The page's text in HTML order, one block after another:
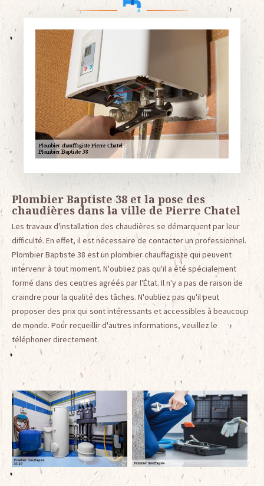
Plombier Baptiste 38 et la pose des
chaudières dans la ville de Pierre Chatel
Les travaux d'installation des chaudières se démarquent par leur
difficulté. En effet, il est nécessaire de contacter un professionnel.
Plombier Baptiste 38 est un plombier chauffagiste qui peuvent
intervenir à tout moment. N'oubliez pas qu'il a été spécialement
formé dans des centres agréés par l'État. Il n'y a pas de raison de
craindre pour la qualité des tâches. N'oubliez pas qu'il peut
proposer des prix qui sont intéressants et accessibles à beaucoup
de monde. Pour recueillir d'autres informations, veuillez le
téléphoner directement.